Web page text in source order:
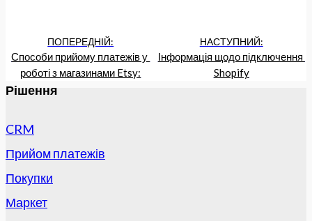
ПОПЕРЕДНІЙ:
Способи прийому платежів у
роботі з магазинами Etsy:
НАСТУПНИЙ:
Інформація щодо підключення
Shopify
Рішення
CRM
Прийом платежів
Покупки
Маркет